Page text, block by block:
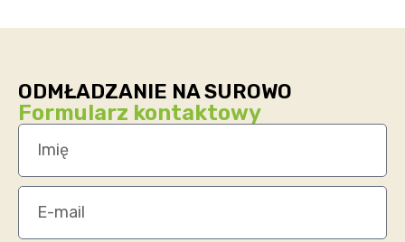
ODMŁADZANIE NA SUROWO
Formularz kontaktowy